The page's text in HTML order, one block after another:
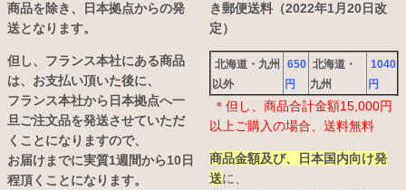
商品を除き、日本拠点からの発
送となります。
但し、フランス本社にある商品
は、お支払い頂いた後に、
フランス本社から日本拠点へ一
旦ご注文品を発送させていただ
くことになりますので、
お届けまでに実質1週間から10日
程頂くことになります。
き郵便送料（2022年1月20日改
定）
北海道・九州
以外
650
円
北海道・
九州
1040
円
＊但し、商品合計金額15,000円
以上ご購入の場合、送料無料
商品金額及び、日本国内向け発
送に、